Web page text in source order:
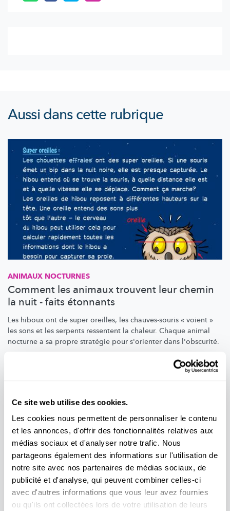
Ce site web utilise des cookies.
Les cookies nous permettent de personnaliser le contenu
et les annonces, d'offrir des fonctionnalités relatives aux
médias sociaux et d'analyser notre trafic. Nous
partageons également des informations sur l'utilisation de
notre site avec nos partenaires de médias sociaux, de
publicité et d'analyse, qui peuvent combiner celles-ci
avec d'autres informations que vous leur avez fournies
ou qu'ils ont collectées lors de votre utilisation de leurs
Aussi dans cette rubrique
ANIMAUX NOCTURNES
Comment les animaux trouvent leur chemin
la nuit - faits étonnants
Les hiboux ont de super oreilles, les chauves-souris « voient »
les sons et les serpents ressentent la chaleur. Chaque animal
nocturne a sa propre stratégie pour s'orienter dans l'obscurité.